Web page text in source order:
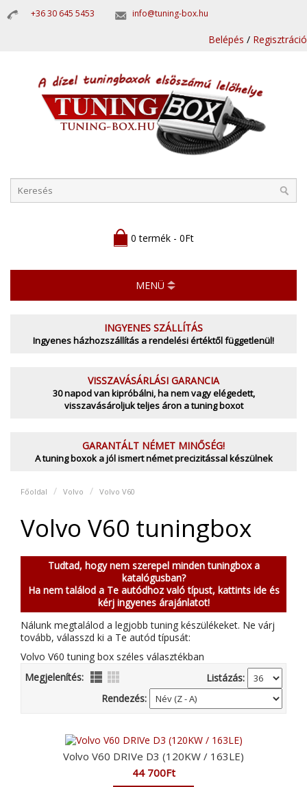
+36 30 645 5453 info@tuning-box.hu
Belépés / Regisztráció
0 termék - 0Ft
MENÜ
INGYENES SZÁLLÍTÁS
Ingyenes házhozszállítás a rendelési értéktől függetlenül!
VISSZAVÁSÁRLÁSI GARANCIA
30 napod van kipróbálni, ha nem vagy elégedett,
visszavásároljuk teljes áron a tuning boxot
GARANTÁLT NÉMET MINŐSÉG!
A tuning boxok a jól ismert német precizitással készülnek
Főoldal Volvo Volvo V60
Volvo V60 tuningbox
Tudtad, hogy nem szerepel minden tuningbox a
katalógusban?
Ha nem találod a Te autódhoz való típust, kattints ide és
kérj ingyenes árajánlatot!
Nálunk megtalálod a legjobb tuning készülékeket. Ne várj
tovább, válasszd ki a Te autód típusát:
Volvo V60 tuning box széles választékban
Megjelenítés:
Listázás:
Rendezés:
Volvo V60 DRIVe D3 (120KW / 163LE)
44 700Ft